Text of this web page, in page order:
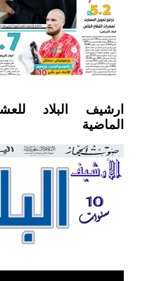
ارشيف البلاد
الماضية